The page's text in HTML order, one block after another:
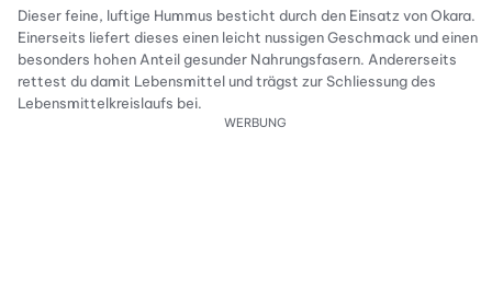
Dieser feine, luftige Hummus besticht durch den Einsatz von Okara.
Einerseits liefert dieses einen leicht nussigen Geschmack und einen
besonders hohen Anteil gesunder Nahrungsfasern. Andererseits
rettest du damit Lebensmittel und trägst zur Schliessung des
Lebensmittelkreislaufs bei.
WERBUNG